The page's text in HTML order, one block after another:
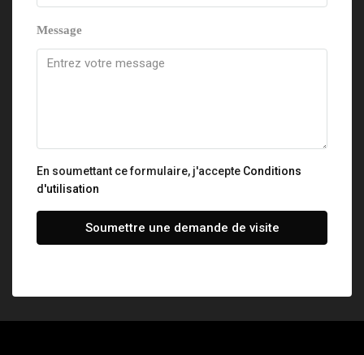
Message
En soumettant ce formulaire, j'accepte Conditions
d'utilisation
Soumettre une demande de visite